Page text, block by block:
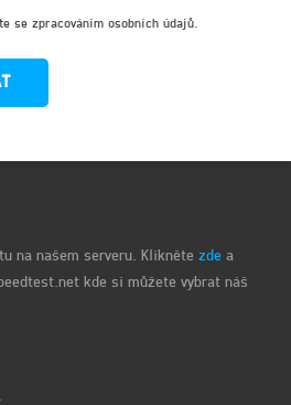
se zpracováním osobních údajů.
na našem serveru. Klikněte zdea
kde si můžete vybrat náš